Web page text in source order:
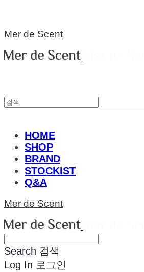
Mer de Scent
HOME
SHOP
BRAND
STOCKIST
Q&A
Mer de Scent
Search 검색
Log In 로그인